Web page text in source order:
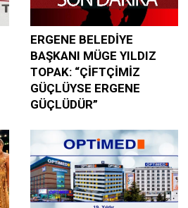
ERGENE BELEDİYE
BAŞKANI MÜGE YILDIZ
TOPAK: “ÇİFTÇİMİZ
GÜÇLÜYSE ERGENE
GÜÇLÜDÜR”